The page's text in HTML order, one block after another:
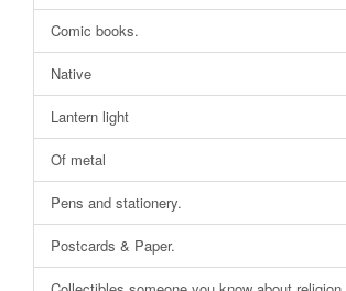
Comic books.
Native
Lantern light
Of metal
Pens and stationery.
Postcards & Paper.